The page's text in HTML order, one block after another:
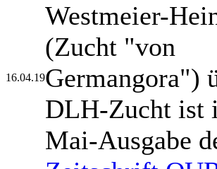
16.04.19
Westmeier-
(Zucht "von
Germangora")
DLH-Zucht ist
Mai-Ausgabe